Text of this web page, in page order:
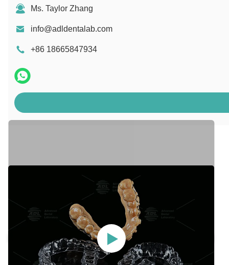
Ms. Taylor Zhang
info@adldentalab.com
+86 18665847934